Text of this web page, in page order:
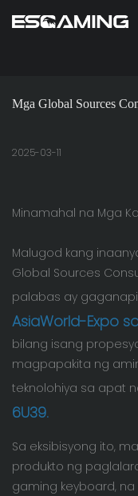
Mga Global Sources
2025-03-11
Minamahal na Mga
Malugod kang
Global Sources
palabas ay
AsiaWorld-Expo
bilang isang
magpapakita ng
teknolohiya sa apat
6U39.
Sa eksibisyong ito,
produkto ng
gaming keyboard,